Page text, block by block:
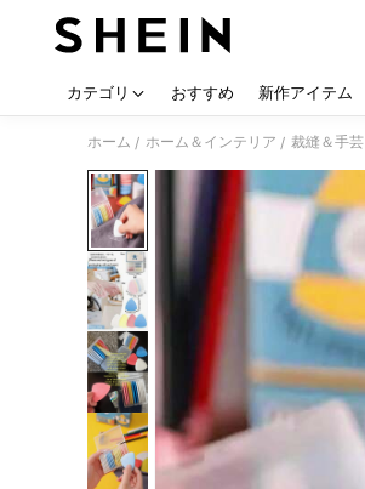
カテゴリ おすすめ 新作アイテム
ホーム / ホーム＆インテリア / 裁縫＆手芸